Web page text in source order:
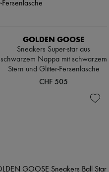
GOLDEN GOOSE
Sneakers Super-star aus
schwarzem Nappa mit schwarzem
Stern und Glitter-Fersenlasche
CHF 505